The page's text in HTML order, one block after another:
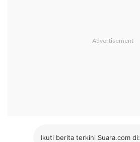
Ikuti berita terkini Suara.com di: